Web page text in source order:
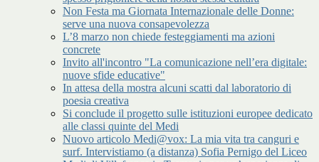
Non Festa ma Giornata Internazionale delle Donne:
serve una nuova consapevolezza
L’8 marzo non chiede festeggiamenti ma azioni
concrete
Invito all'incontro "La comunicazione nell’era digitale:
nuove sfide educative"
In attesa della mostra alcuni scatti dal laboratorio di
poesia creativa
Si conclude il progetto sulle istituzioni europee dedicato
alle classi quinte del Medi
Nuovo articolo Medi@vox: La mia vita tra canguri e
surf. Intervistiamo (a distanza) Sofia Pernigo del Liceo